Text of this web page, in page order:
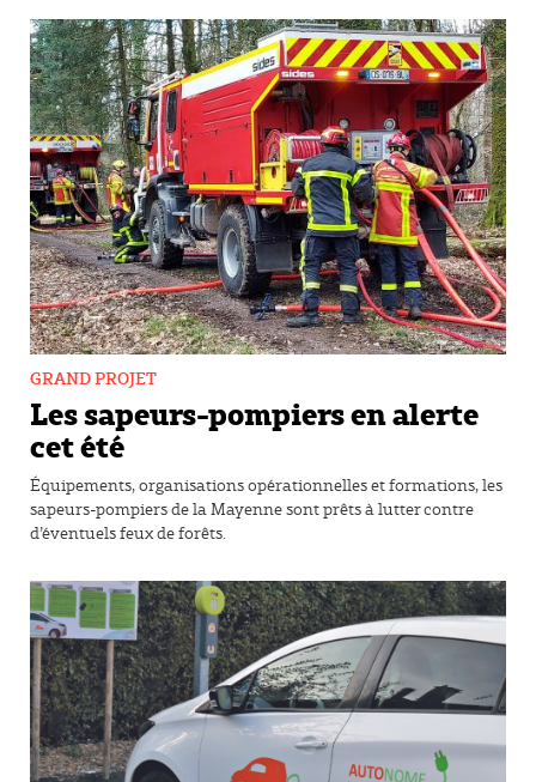
Les sapeurs-pompiers en alerte
cet été
GRAND PROJET
Équipements, organisations opérationnelles et formations, les
sapeurs-pompiers de la Mayenne sont prêts à lutter contre
d’éventuels feux de forêts.